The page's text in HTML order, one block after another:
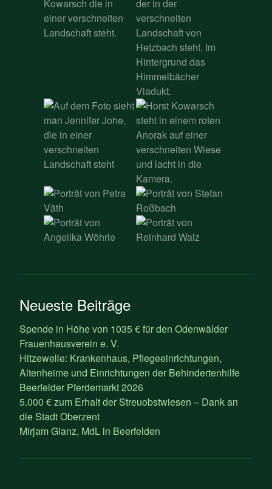
Neueste Beiträge
Spende in Höhe von 1035 € für den Odenwälder
Frauenhausverein e. V.
Hitzewelle: Krankenhaus, Pflegeeinrichtungen,
Altenheime und Einrichtungen der Behindertenhilfe
Beerfelder Pferdemarkt 2026
5.000 € zum Erhalt der Streuobstwiesen – Dank an
die Stadt Oberzent
Mirjam Glanz, MdL in Beerfelden